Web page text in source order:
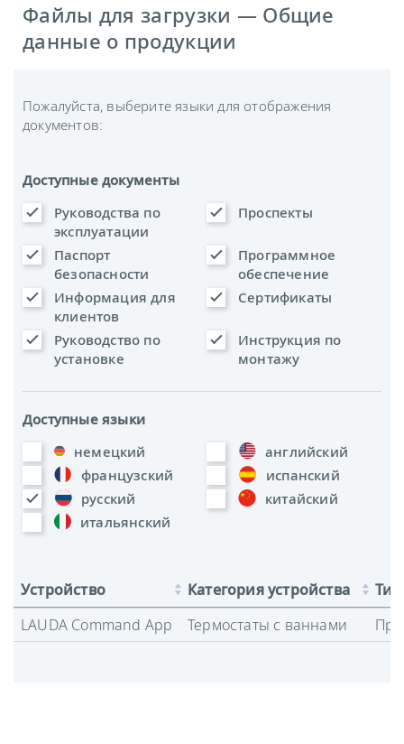
Файлы для загрузки — Общие
данные о продукции
Пожалуйста, выберите языки для отображения
документов:
Доступные документы
Руководства по
эксплуатации
Проспекты
Паспорт
безопасности
Программное
обеспечение
Информация для
клиентов
Сертификаты
Руководство по
установке
Инструкция по
монтажу
Доступные языки
немецкий
английский
французский
испанский
русский
китайский
итальянский
Устройство Категория устройства
LAUDA Command App
Термостаты с ваннами